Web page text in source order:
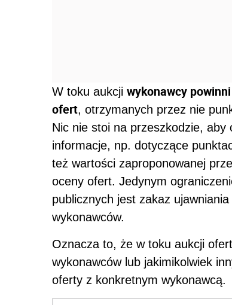
W toku aukcji wykonawcy
ofert, otrzymanych przez nie
Nic nie stoi na przeszkodzie,
informacje, np. dotyczące
też wartości zaproponowanej
oceny ofert. Jedynym
publicznych jest zakaz
wykonawców.
Oznacza to, że w toku aukcji
wykonawców lub jakimikolwiek
oferty z konkretnym wykonawcą.